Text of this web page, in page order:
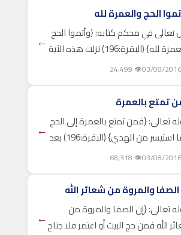
بأن الله بريء من كل من
به، وأعرض..
الحج والعمرة لله
تعالى في محكم كتابه: {وأتموا الحج
والعمرة لله} (البقرة:196) نزلت هذه الآية
ذكر المفسرون- في الحديْبيَّة سنة
عن بيت الله الحرام، ولم يكن
قد فُرض بعدُ،..
👁 24,499
←
تمتع بالعمرة
تعالى: {فمن تمتع بالعمرة إلى الحج
فما استيسر من الهدي} (البقرة:196) بعد
سبحانه ما يترتب من جزاء على
حال الأمن؛ فذكر سبحانه حكم التمتع
👁 68,318
←
والمروة من شعائر الله
تعالى: {إن الصفا والمروة من
الله فمن حج البيت أَو اعتمر فلا جناح←